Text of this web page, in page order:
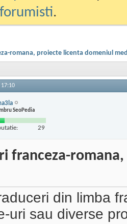
.
romana, proiecte licenta domeniul
17:10
SeoPedia
29
franceza-
din limba
uri sau diverse